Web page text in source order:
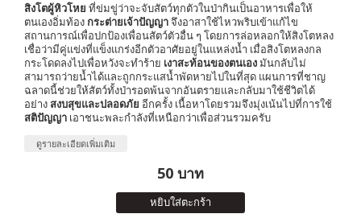
สิงโตผู้หิวโหย ที่ข่มขู่ว่าจะจับสัตว์ทุกตัวในป่ากินเป็นอาหารเพื่อให้
ตนเองอิ่มท้องกระต่ายเจ้าปัญญาจึงอาสาใช้ไหวพริบเข้าแก้ไข
สถานการณ์เพื่อปกป้องเพื่อนสัตว์ตัวอื่น ๆ โดยการล่อหลอกให้สิงโตหลง
เชื่อว่ามีคู่แข่งที่แข็งแกร่งอีกตัวอาศัยอยู่ในแหล่งน้ำ เมื่อสิงโตหลงกล
กระโดดลงไปเพื่อหวังจะทำร้าย เงาสะท้อนของตนเองมันกลับไม่
สามารถว่ายน้ำได้และถูกกระแสน้ำพัดหายไปในที่สุด แผนการที่ชาญ
ฉลาดนี้ช่วยให้สัตว์ทั้งป่ารอดพ้นจากอันตรายและกลับมาใช้ชีวิตได้
อย่างสงบสุขและปลอดภัย อีกครั้ง เนื้อหาโดยรวมจึงมุ่งเน้นไปที่การใช้
สติปัญญา เอาชนะพละกำลังที่เหนือกว่าเพื่อส่วนรวมครับ
ดูรายละเอียดเพิ่มเติม
50 บาท
หยิบใส่ตะกร้า